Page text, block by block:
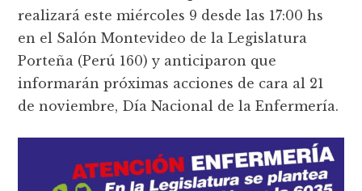
realizará este miércoles 9 desde las 17:00 hs
en el Salón Montevideo de la Legislatura
Porteña (Perú 160) y anticiparon que
informarán próximas acciones de cara al 21
de noviembre, Día Nacional de la Enfermería.